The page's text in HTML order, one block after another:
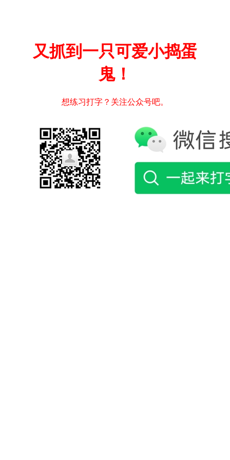
又抓到一只可爱小捣蛋
鬼！
想练习打字？关注公众号吧。